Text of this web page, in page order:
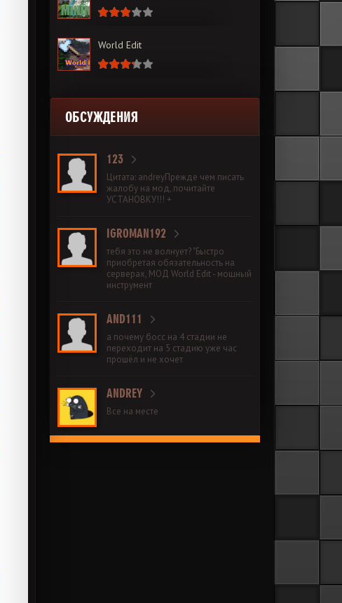
World Edit
ОБСУЖДЕНИЯ
123
Цитата: andreyПрежде чем писать
жалобу на мод, почитайте
УСТАНОВКУ!!! +
IGROMAN192
тебя это не волнует? "Быстро
приобретая обязательность на
серверах, МОД World Edit - мощный
инструмент
AND111
а почему босс на 4 стадии не
переходит на 5 стадию уже час
прошёл и не хочет
ANDREY
Все на месте